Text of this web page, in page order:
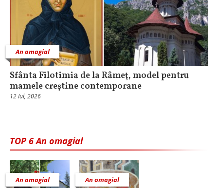
An omagial
Sfânta Filotimia de la Râmeţ, model pentru
mamele creştine contemporane
12 Iul, 2026
TOP 6 An omagial
An omagial An omagial